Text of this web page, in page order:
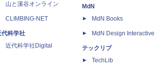
山と溪谷オンライン
CLIMBING-NET
代科学社
近代科学社Digital
MdN
MdN Books
MdN Design Interactive
テックリブ
TechLib